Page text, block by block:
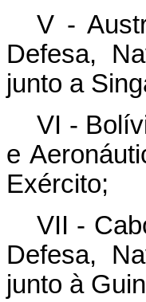
V -
Defesa,
junto a
VI -
e
Exército;
VII -
Defesa,
junto à